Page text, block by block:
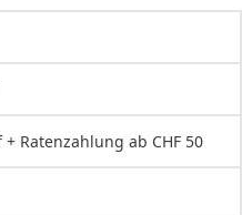
Ratenzahlung ab CHF 50